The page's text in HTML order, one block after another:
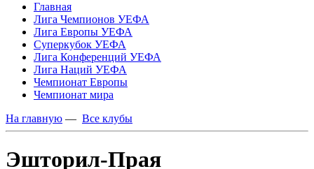
Главная
Лига Чемпионов УЕФА
Лига Европы УЕФА
Суперкубок УЕФА
Лига Конференций УЕФА
Лига Наций УЕФА
Чемпионат Европы
Чемпионат мира
На главную — Все клубы
Эшторил-Прая